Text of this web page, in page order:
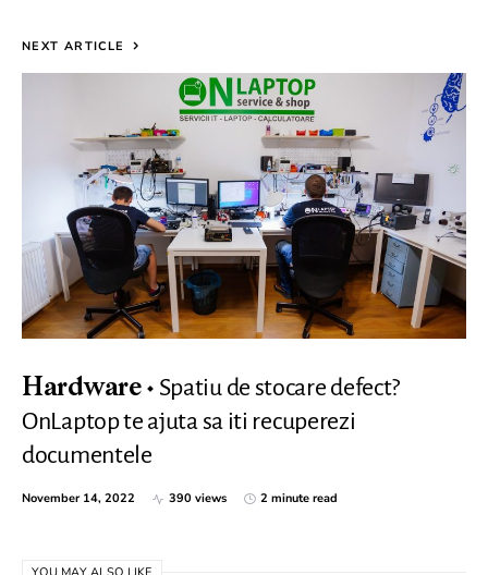
NEXT ARTICLE
Hardware
Spatiu de stocare defect?
OnLaptop te ajuta sa iti recuperezi
documentele
November 14, 2022 390 views 2 minute read